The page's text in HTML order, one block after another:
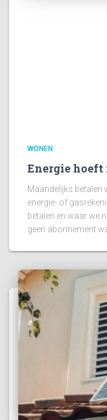
WONEN
Energie
Maandelijks betalen
energie- of
betalen en waar we
geen abonnement